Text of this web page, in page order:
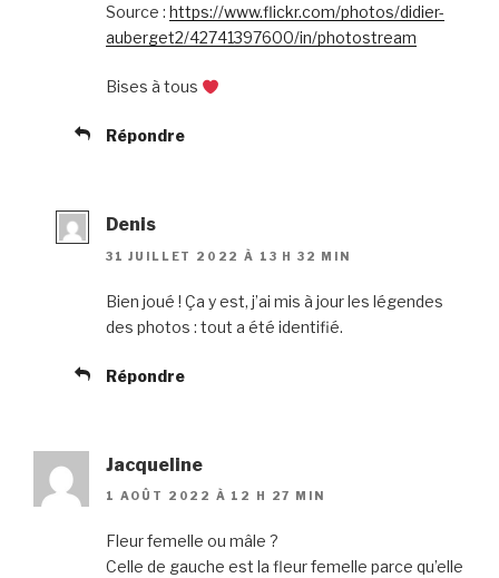
Source : https://www.flickr.com/photos/didier-
auberget2/42741397600/in/photostream
Bises à tous
Répondre
Denis
31 JUILLET 2022 À 13 H 32 MIN
Bien joué ! Ça y est, j’ai mis à jour les légendes
des photos : tout a été identifié.
Répondre
Jacqueline
1 AOÛT 2022 À 12 H 27 MIN
Fleur femelle ou mâle ?
Celle de gauche est la fleur femelle parce qu’elle